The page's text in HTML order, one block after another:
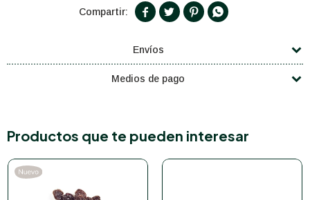
   
Envíos
Medios de pago
Productos que te pueden interesar